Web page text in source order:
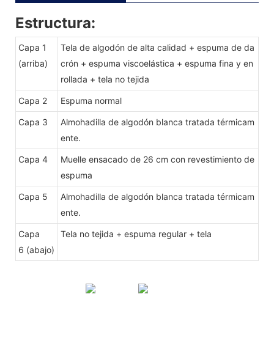
Estructura:
Capa 1
(arriba)
Tela de algodón de alta calidad + espuma de da
crón + espuma viscoelástica + espuma fina y en
rollada + tela no tejida
Capa 2 Espuma normal
Capa 3
Almohadilla de algodón blanca tratada térmicam
ente.
Capa 4
Muelle ensacado de 26 cm con revestimiento de
espuma
Capa 5
Almohadilla de algodón blanca tratada térmicam
ente.
Capa
6 (abajo)
Tela no tejida + espuma regular + tela